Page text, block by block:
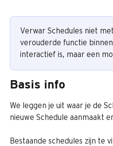
Verwar Schedules niet
verouderde functie
interactief is, maar een
Basis info
We leggen je uit waar je de
nieuwe Schedule aanmaakt
Bestaande schedules zijn te